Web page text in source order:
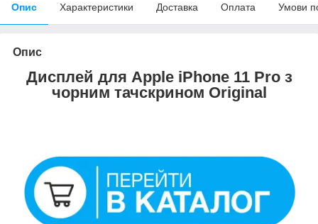
Опис Характеристики Доставка Оплата Умови
Опис
Дисплей для Apple iPhone 11 Pro з
чорним тачскрином Original